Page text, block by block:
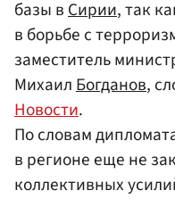
базы вСирии, так
в борьбе с
заместитель
МихаилБогданов,
Новости.
По словам
в регионе еще не
коллективных